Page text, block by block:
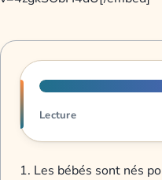
Progression de lecture
Lecture
1. Les bébés sont nés